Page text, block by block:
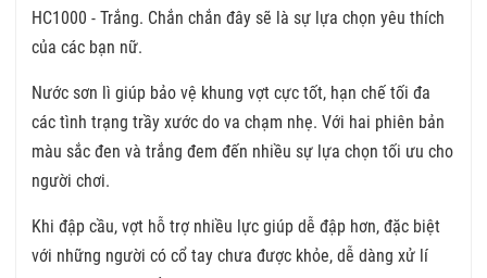
HC1000 - Trắng. Chắn chắn đây sẽ là sự lựa chọn yêu thích
của các bạn nữ.
Nước sơn lì giúp bảo vệ khung vợt cực tốt, hạn chế tối đa
các tình trạng trầy xước do va chạm nhẹ. Với hai phiên bản
màu sắc đen và trắng đem đến nhiều sự lựa chọn tối ưu cho
người chơi.
Khi đập cầu, vợt hỗ trợ nhiều lực giúp dễ đập hơn, đặc biệt
với những người có cổ tay chưa được khỏe, dễ dàng xử lí